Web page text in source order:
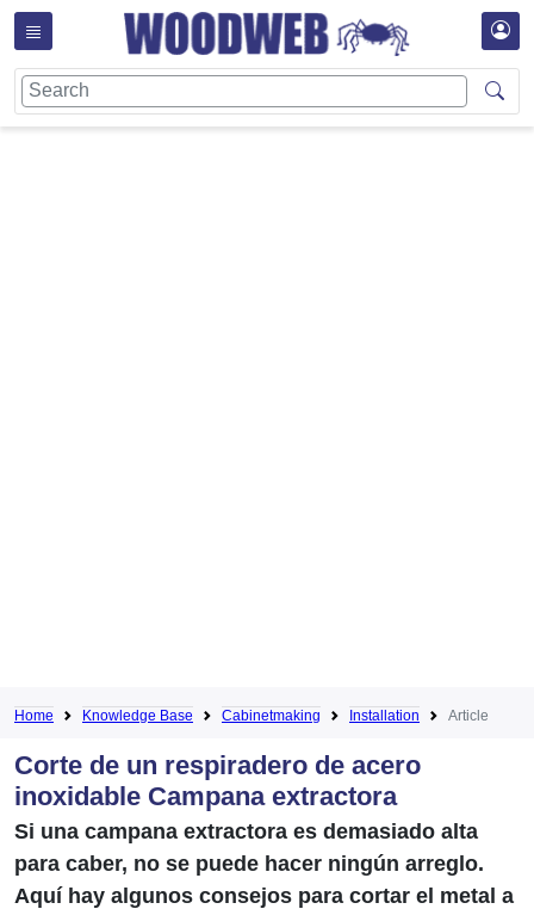
Home Knowledge Base Cabinetmaking Installation Article
Corte de un respiradero de acero
inoxidable Campana extractora
Si una campana extractora es demasiado alta
para caber, no se puede hacer ningún arreglo.
Aquí hay algunos consejos para cortar el metal a